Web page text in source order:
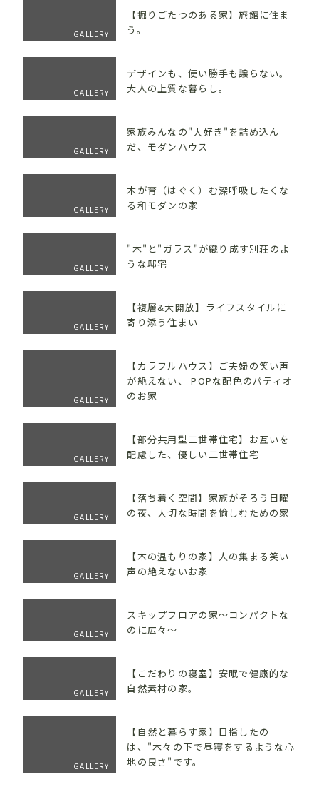
GALLERY
【掘りごたつのある家】旅館に住ま
う。
GALLERY
デザインも、使い勝手も譲らない。
大人の上質な暮らし。
GALLERY
家族みんなの"大好き"を詰め込ん
だ、モダンハウス
GALLERY
木が育（はぐく）む深呼吸したくな
る和モダンの家
GALLERY
"木"と"ガラス"が織り成す別荘のよ
うな邸宅
GALLERY
【複層&大開放】ライフスタイルに
寄り添う住まい
GALLERY
【カラフルハウス】ご夫婦の笑い声
が絶えない、 POPな配色のパティオ
のお家
GALLERY
【部分共用型二世帯住宅】お互いを
配慮した、優しい二世帯住宅
GALLERY
【落ち着く空間】家族がそろう日曜
の夜、大切な時間を愉しむための家
GALLERY
【木の温もりの家】人の集まる笑い
声の絶えないお家
GALLERY
スキップフロアの家～コンパクトな
のに広々～
GALLERY
【こだわりの寝室】安眠で健康的な
自然素材の家。
GALLERY
【自然と暮らす家】目指したの
は、"木々の下で昼寝をするような心
地の良さ"です。